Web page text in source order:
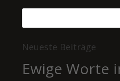
Neueste Beiträge
Ewige Worte